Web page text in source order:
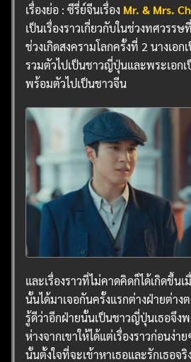
เรื่องย่อ : ซีรี่ย์จีนเรื่อง Mr. & Mrs.
เป็นเรื่องราวเกี่ยวกับในช่วงทศวรร
ช่วงเกิดสงครามโลกครั้งที่ 2 นางเอ
รวมตัวไปเป็นชาวญี่ปุ่นและพระเอก
พร้อมตัวไปเป็นชาวจีน
และเรื่องราวที่ไม่คาดคิดก็ได้เกิดขึ้น
นั้นได้มาเจอกันครั้งแรกต่างฝ่ายต่าง
รู้ดีว่าอีกฝ่ายนั้นเป็นชาวญี่ปุ่นเธอจึง
ห่างจากเขาให้ได้แต่เรื่องราวก่อนง่า
นั้นตั้งใจที่จะเข้าหาเธอและรักเธอจ